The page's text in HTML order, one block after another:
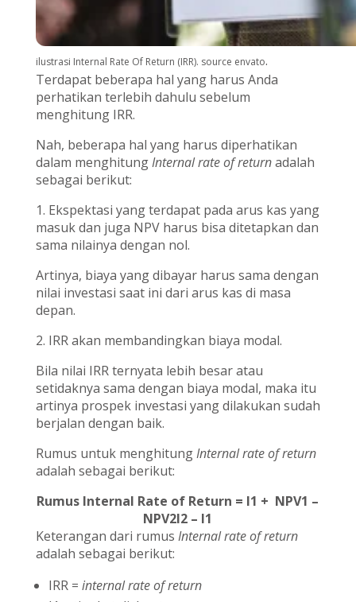
ilustrasi Internal Rate Of Return (IRR). source envato.
Terdapat beberapa hal yang harus Anda
perhatikan terlebih dahulu sebelum
menghitung IRR.
Nah, beberapa hal yang harus diperhatikan
dalam menghitungInternal rate of returnadalah
sebagai berikut:
1. Ekspektasi yang terdapat pada arus kas yang
masuk dan juga NPV harus bisa ditetapkan dan
sama nilainya dengan nol.
Artinya, biaya yang dibayar harus sama dengan
nilai investasi saat ini dari arus kas di masa
depan.
2. IRR akan membandingkan biaya modal.
Bila nilai IRR ternyata lebih besar atau
setidaknya sama dengan biaya modal, maka itu
artinya prospek investasi yang dilakukan sudah
berjalan dengan baik.
Rumus untuk menghitungInternal rate of return
adalah sebagai berikut:
Rumus Internal Rate of Return = I1 + NPV1 –
NPV2I2 – I1
Keterangan dari rumus Internal rate of return
adalah sebagai berikut:
IRR = internal rate of return